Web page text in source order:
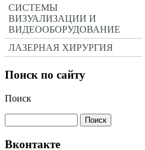
СИСТЕМЫ
ВИЗУАЛИЗАЦИИ И
ВИДЕООБОРУДОВАНИЕ
ЛАЗЕРНАЯ ХИРУРГИЯ
Поиск по сайту
Поиск
Вконтакте